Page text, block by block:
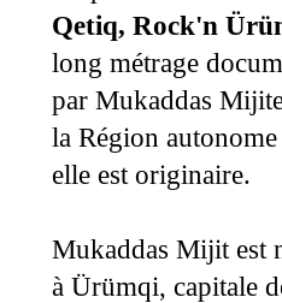
Qetiq, Rock'n
long métrage
par Mukaddas
la Région
elle est originaire.
Mukaddas Mijit est
à Ürümqi, capitale